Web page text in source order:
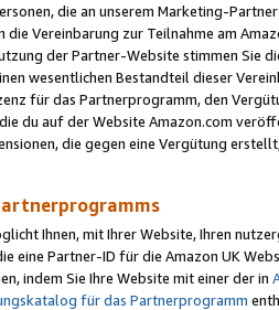
die an unserem Marketing-
die Vereinbarung zur Teilnahme am
der Partner-Website stimmen Sie
wesentlichen Bestandteil dieser
für das Partnerprogramm, den
du auf der Website Amazon.com
die gegen eine Vergütung
Ihnen, mit Ihrer Website, Ihren
eine Partner-ID für die Amazon UK
indem Sie Ihre Website mit einer der in
für das Partnerprogramm